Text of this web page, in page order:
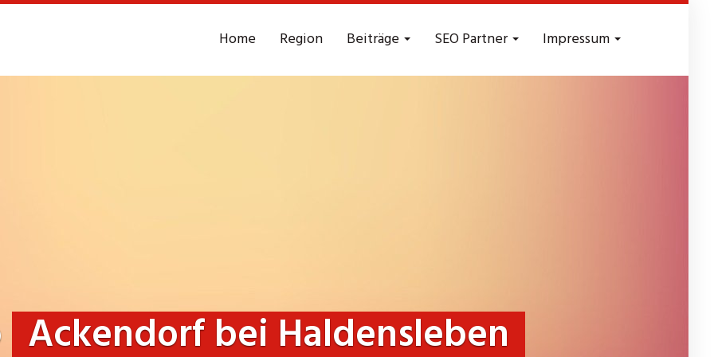
Home Region Beiträge SEO Partner Impressum
Ackendorf bei Haldensleben